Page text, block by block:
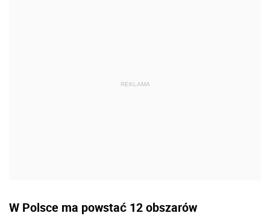
W Polsce ma powstać 12 obszarów